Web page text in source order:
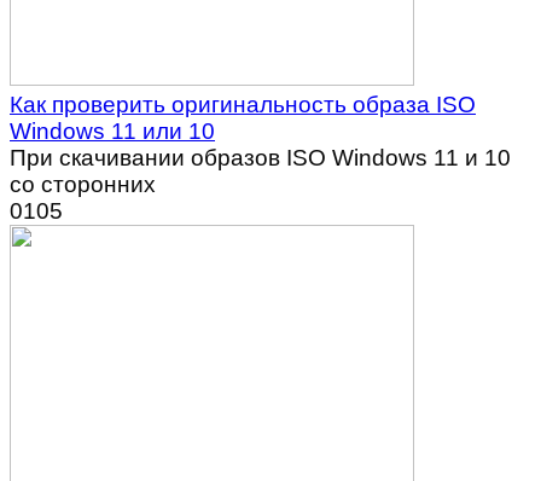
Как проверить оригинальность образа ISO
Windows 11 или 10
При скачивании образов ISO Windows 11 и 10
со сторонних
0105